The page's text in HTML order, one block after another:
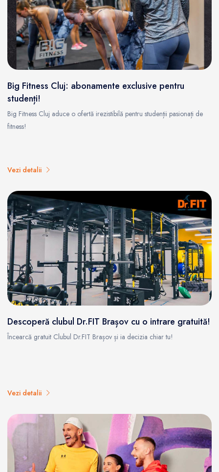
Big Fitness Cluj: abonamente exclusive pentru
studenți!
Big Fitness Cluj aduce o ofertă irezistibilă pentru studenții pasionați de
fitness!
Vezi detalii
Descoperă clubul Dr.FIT Brașov cu o intrare gratuită!
Încearcă gratuit Clubul Dr.FIT Brașov și ia decizia chiar tu!
Vezi detalii